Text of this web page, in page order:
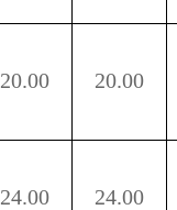
20.00 20.00
24.00 24.00